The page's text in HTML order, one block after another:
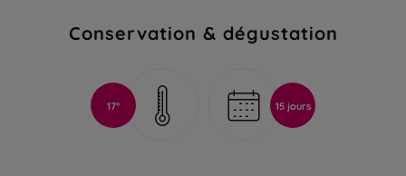
Conservation & dégustation
17° 15 jours